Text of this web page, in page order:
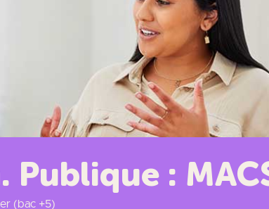
Publique :
(bac +5)